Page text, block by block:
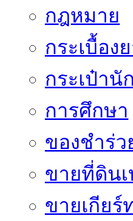
กฎหมาย
กระเบื้อง
กระเป๋านั
การศึกษา
ของชำร่
ขายที่ดินเ
ขายเกียร์